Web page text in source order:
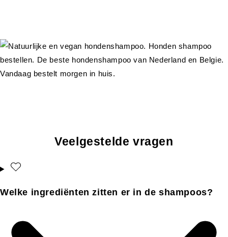
Veelgestelde vragen
Welke ingrediënten zitten er in de shampoos?